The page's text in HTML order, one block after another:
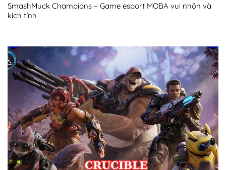
SmashMuck Champions – Game esport MOBA vui nhộn và
kịch tính